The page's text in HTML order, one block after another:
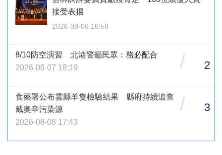
接受表揚
2026-08-06 16:58
8/10防空演習 北港警籲民眾：務必配合
2026-08-07 18:19
/ 2
食藥署公布雲縣羊隻檢驗結果 縣府持續追查
戴奧辛污染源
2026-08-08 17:43
/ 3